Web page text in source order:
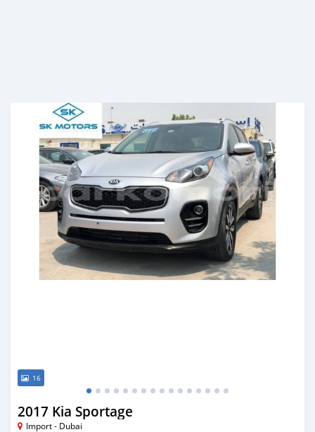
16
2017 Kia Sportage
Import - Dubai